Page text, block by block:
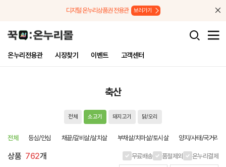
디지털 온누리상품권 전용관 보러가기
온누리전용관 시장찾기 이벤트 고객센터
축산
전체 소고기 돼지고기 닭/오리
전체 등심/안심 채끝/갈비살/살치살 부채살/치마살/토시살 양지/사태/국거리
상품 762개 무료배송 품절제외 온누리결제